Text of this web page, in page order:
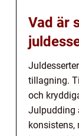
Vad är
tillagning.
och
Julpudding
konsistens,